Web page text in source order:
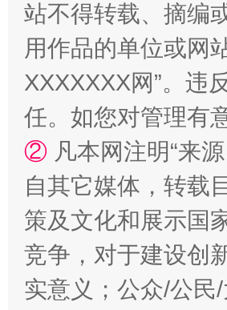
国家大学科技园优化重塑工作
扯下公款旅游的“隐身衣”
站不得转载、摘编
用作品的单位或网
XXXXXXX网”。违
任。如您对管理有
② 凡本网注明“来
自其它媒体，转载
策及文化和展示国
竞争，对于建设创
实意义；公众/公民